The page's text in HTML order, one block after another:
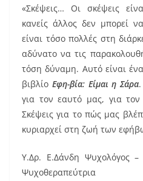
«Σκέψεις… Οι σκέψεις
κανείς άλλος δεν μπορεί
είναι τόσο πολλές στη
αδύνατο να τις
τόση δύναμη. Αυτό είναι
βιβλίο Εφη-βία: Είμαι η Σάρα
για τον εαυτό μας, για
Σκέψεις για το πώς μας
κυριαρχεί στη ζωή των
Υ.Δρ. E.Δάνδη Ψυχολόγος –
Ψυχοθεραπεύτρια